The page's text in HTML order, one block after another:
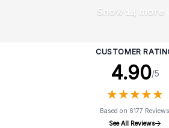
Show 14 more
CUSTOMER
4.90/5
★★★★★
★★★★★
Based on 6177 Reviews
See All Reviews